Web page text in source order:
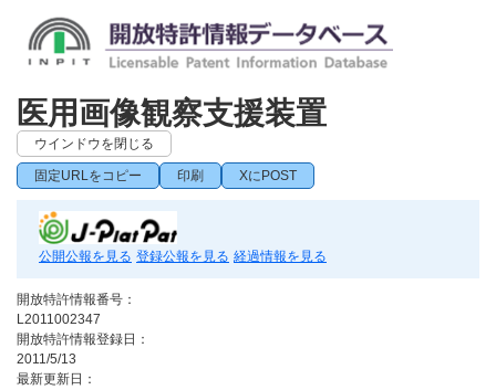
医用画像観察支援装置
ウインドウを閉じる
固定URLをコピー 印刷 XにPOST
公開公報を見る 登録公報を見る 経過情報を見る
開放特許情報番号：
L2011002347
開放特許情報登録日：
2011/5/13
最新更新日：